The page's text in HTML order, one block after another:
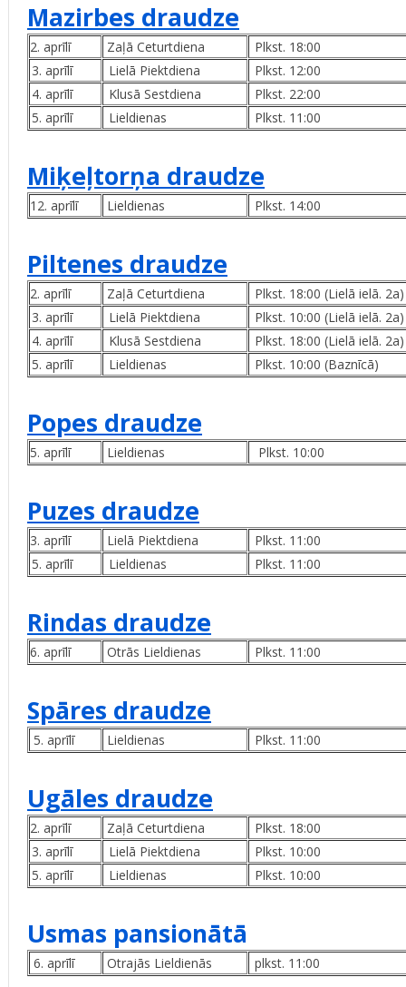
Mazirbes draudze
2. aprīlī Zaļā Ceturtdiena
Plkst. 18:00
3. aprīlī
Lielā Piektdiena
Plkst. 12:00
4. aprīlī
Klusā Sestdiena
Plkst. 22:00
5. aprīlī
Lieldienas Plkst. 11:00
Miķeļtorņa draudze
12. aprīlī Lieldienas Plkst. 14:00
Piltenes draudze
2. aprīlī Zaļā Ceturtdiena
Plkst. 18:00 (Lielā ielā.
3. aprīlī
Lielā Piektdiena
Plkst. 10:00 (Lielā ielā.
4. aprīlī
Klusā Sestdiena
Plkst. 18:00 (Lielā ielā.
5. aprīlī
Lieldienas Plkst. 10:00 (Baznīcā)
Popes draudze
5. aprīlī Lieldienas Plkst. 10:00
Puzes draudze
3. aprīlī Lielā Piektdiena
Plkst. 11:00
5. aprīlī
Lieldienas Plkst. 11:00
Rindas draudze
6. aprīlī Otrās Lieldienas Plkst. 11:00
Spāres draudze
5. aprīlī Lieldienas Plkst. 11:00
Ugāles draudze
2. aprīlī Zaļā Ceturtdiena
Plkst. 18:00
3. aprīlī
Lielā Piektdiena
Plkst. 10:00
5. aprīlī
Lieldienas Plkst. 10:00
Usmas pansionātā
6. aprīlī Otrajās Lieldienās plkst. 11:00